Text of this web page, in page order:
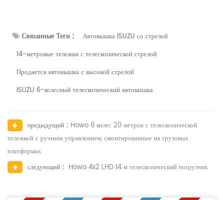
Связанные Теги :
Автовышка ISUZU со стрелой
14-метровые тележки с телескопической стрелой
Продается автовышка с высокой стрелой
ISUZU 6-колесный телескопический автовышка
предыдущий : Howo 6 колес 20 метров с телескопической
тележкой с ручным управлением, смонтированные на грузовых
платформах
следующий : Howo 4x2 LHD 14 м телескопический погрузчик